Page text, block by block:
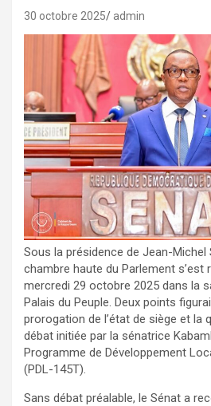
30 octobre 2025 admin
Sous la présidence de Jean-Michel
chambre haute du Parlement s’est
mercredi 29 octobre 2025 dans la
Palais du Peuple. Deux points
prorogation de l’état de siège et la
débat initiée par la sénatrice
Programme de Développement
(PDL-145T).
Sans débat préalable, le Sénat a